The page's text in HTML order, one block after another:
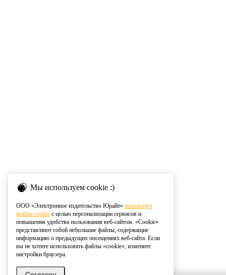
Мы используем cookie :)
ООО «Электронное издательство Юрайт» использует
файлы cookie с целью персонализации сервисов и
повышения удобства пользования веб-сайтом. «Cookie»
представляют собой небольшие файлы, содержащие
информацию о предыдущих посещениях веб-сайта. Если
вы не хотите использовать файлы «cookie», измените
настройки браузера.